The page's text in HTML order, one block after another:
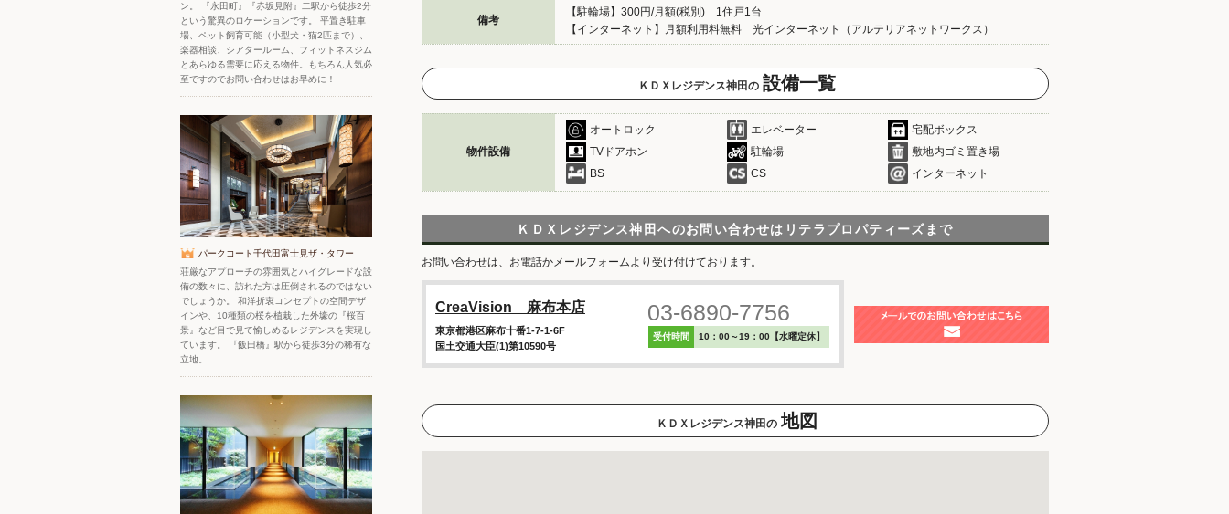
備考
【駐輪場】300円/月額(税別) 1住戸1台
【インターネット】月額利用料無料 光インターネット（アルテリアネットワークス）
ＫＤＸレジデンス神田の 設備一覧
物件設備
オートロック エレベーター
宅配ボックス
TVドアホン
駐輪場
敷地内ゴミ置き場
BS
CS インターネット
ＫＤＸレジデンス神田へのお問い合わせは リテラプロパティーズまで
お問い合わせは、お電話かメールフォームより受け付けております。
CreaVision 麻布本店
東京都港区麻布十番1-7-1-6F
国土交通大臣(1)第10590号
03-6890-7756
受付時間 10：00～19：00【水曜定休】
ＫＤＸレジデンス神田の 地図
ン。 『永田町』『赤坂見附』二駅から徒歩2分
という驚異のロケーションです。 平置き駐車
場、ペット飼育可能（小型犬・猫2匹まで）、
楽器相談、シアタールーム、フィットネスジム
とあらゆる需要に応える物件。もちろん人気必
至ですのでお問い合わせはお早めに！
パークコート千代田富士見ザ・タワー
荘厳なアプローチの雰囲気とハイグレードな設
備の数々に、訪れた方は圧倒されるのではない
でしょうか。 和洋折衷コンセプトの空間デザ
インや、10種類の桜を植栽した外壕の『桜百
景』など目で見て愉しめるレジデンスを実現し
ています。 『飯田橋』駅から徒歩3分の稀有な
立地。